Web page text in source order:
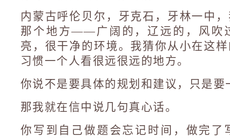
内蒙古呼伦贝尔，牙克石，牙林一中
那个地方——广阔的，辽远的，风吹
亮，很干净的环境。我猜你从小在这
习惯一个人看很远很远的地方。
你说不是要具体的规划和建议，只是要
那我就在信中说几句真心话。
你写到自己做题会忘记时间，做完了